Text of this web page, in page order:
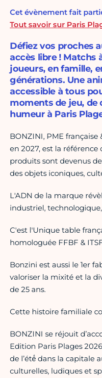
Cet évènement fait
Tout savoir sur Paris
Défiez vos proches
accès libre ! Matchs
joueurs, en famille,
générations. Une
accessible à tous
moments de jeu, de
humeur à Paris
BONZINI, PME
en 2027, est la référence
produits sont devenus
des objets iconiques,
L'ADN de la marque
industriel,
C'est l'Unique table
homologuée FFBF &
Bonzini est aussi le 1er
valoriser la mixité et la
de 25 ans.
Cette histoire familiale
BONZINI se réjouit
Edition Paris Plages
de l’été́ dans la capitale
culturelles, ludiques et